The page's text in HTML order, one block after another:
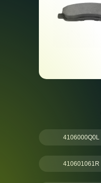
4106000Q0L
410601061R